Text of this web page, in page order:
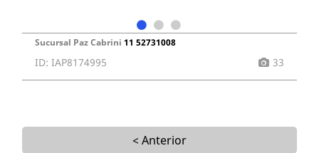
Sucursal Paz Cabrini11 52731008
ID: IAP8174995 33
< Anterior